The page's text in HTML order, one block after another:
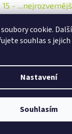
cookie.
souhlas s jejich
Nastavení
Souhlasím
15 -